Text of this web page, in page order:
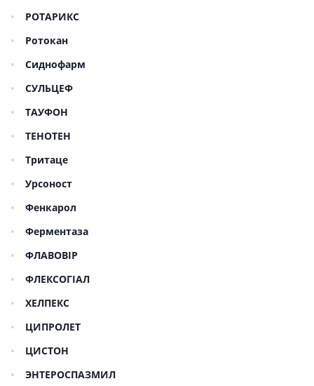
РОТАРИКС
Ротокан
Сиднофарм
СУЛЬЦЕФ
ТАУФОН
ТЕНОТЕН
Тритаце
Урсоност
Фенкарол
Ферментаза
ФЛАВОВІР
ФЛЕКСОГІАЛ
ХЕЛПЕКС
ЦИПРОЛЕТ
ЦИСТОН
ЭНТЕРОСПАЗМИЛ